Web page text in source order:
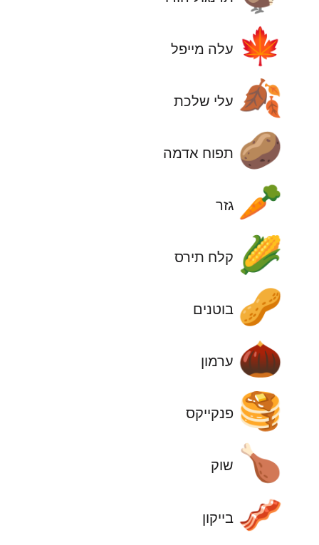
🍁 עלה מייפל
🍂 עלי שלכת
🥔 תפוח אדמה
🥕 גזר
🌽 קלח תירס
🥜 בוטנים
🌰 ערמון
🥞 פנקייקס
🍗 שוק
🥓 בייקון